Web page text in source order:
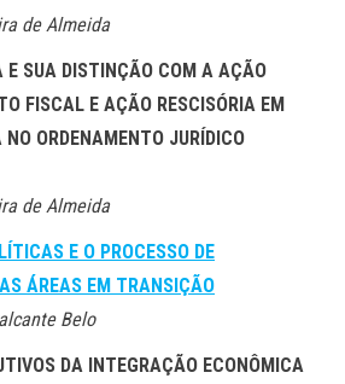
de Almeida
E SUA DISTINÇÃO COM A AÇÃO
FISCAL E AÇÃO RESCISÓRIA EM
ORDENAMENTO JURÍDICO
de Almeida
E O PROCESSO DE
ÁREAS EM TRANSIÇÃO
Belo
DA INTEGRAÇÃO ECONÔMICA